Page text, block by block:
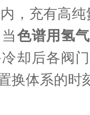
，充有高
色谱用氢
却后各阀
换体系的时